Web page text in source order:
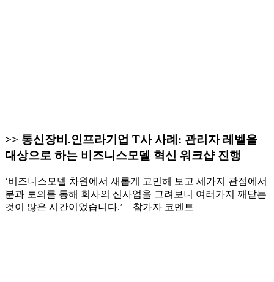
>> 통신장비.인프라기업 T사 사례: 관리자 레벨을
대상으로 하는 비즈니스모델 혁신 워크샵 진행
‘비즈니스모델 차원에서 새롭게 고민해 보고 세가지 관점에서
분과 토의를 통해 회사의 신사업을 그려보니 여러가지 깨닫는
것이 많은 시간이었습니다.’ – 참가자 코멘트